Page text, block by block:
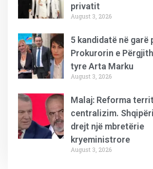
privatit
August 3, 2026
5 kandidatë në garë
Prokurorin e
tyre Arta Marku
August 3, 2026
Malaj: Reforma
centralizim.
drejt një mbretërie
kryeministrore
August 3, 2026